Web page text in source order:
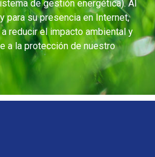
de gestión energética). Al
para su presencia en Internet,
reducir el impacto ambiental y
a la protección de nuestro